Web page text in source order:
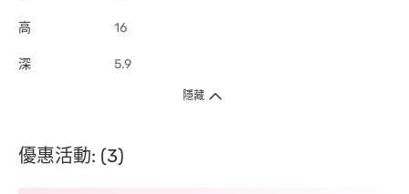
高 16
深 5.9
隱藏
優惠活動: (3)